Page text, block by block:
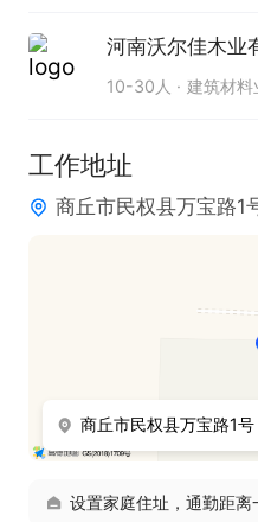
软件，有良好的建模与渲
3. 有较强审美能力和创
河南沃尔佳木业
10-30人 建筑材料
工作地址
商丘市民权县万宝路1
商丘市民权县万宝路1号
设置家庭住址，通勤距离